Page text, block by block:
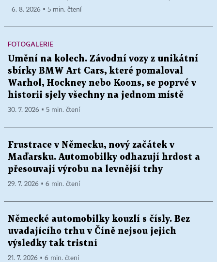
6. 8. 2026 ▪ 5 min. čtení
FOTOGALERIE
Umění na kolech. Závodní vozy z unikátní
sbírky BMW Art Cars, které pomaloval
Warhol, Hockney nebo Koons, se poprvé v
historii sjely všechny na jednom místě
30. 7. 2026 ▪ 5 min. čtení
Frustrace v Německu, nový začátek v
Maďarsku. Automobilky odhazují hrdost a
přesouvají výrobu na levnější trhy
29. 7. 2026 ▪ 6 min. čtení
Německé automobilky kouzlí s čísly. Bez
uvadajícího trhu v Číně nejsou jejich
výsledky tak tristní
21. 7. 2026 ▪ 6 min. čtení